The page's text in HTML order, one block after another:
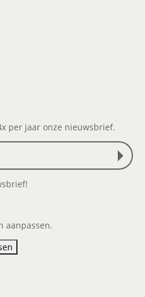
per jaar onze nieuwsbrief.
aanpassen.